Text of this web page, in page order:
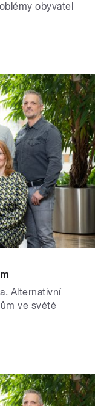
obyvatel
Alternativní
ve světě